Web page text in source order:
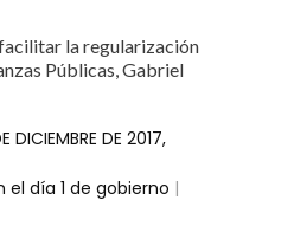
la regularización
Públicas, Gabriel
DICIEMBRE DE 2017,
día 1 de gobierno |